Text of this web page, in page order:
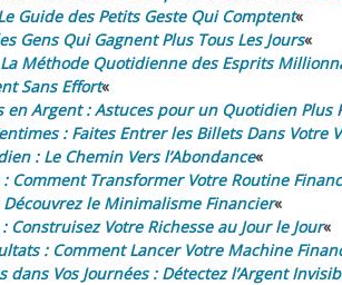
Guide des Petits Geste Qui Comptent«
Gens Qui Gagnent Plus Tous Les Jours«
La Méthode Quotidienne des Esprits
Sans Effort«
en Argent : Astuces pour un Quotidien Plus
: Faites Entrer les Billets Dans Votre
: Le Chemin Vers l’Abondance«
Comment Transformer Votre Routine
Découvrez le Minimalisme Financier«
Construisez Votre Richesse au Jour le Jour«
: Comment Lancer Votre Machine
dans Vos Journées : Détectez l’Argent